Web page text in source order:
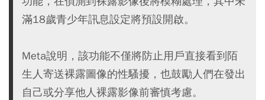
滿18歲青少年訊息設定將預設開啟。
Meta說明，該功能不僅將防止用戶直接看到陌
生人寄送裸露圖像的性騷擾，也鼓勵人們在發出
自己或分享他人裸露影像前審慎考慮。